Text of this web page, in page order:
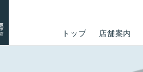
トップ 店舗案内